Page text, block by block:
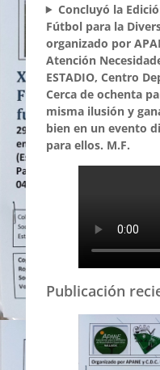
Concluyó la
Fútbol para la
organizado por
Atención
ESTADIO, Centro
Cerca de ochenta
misma ilusión y
bien en un evento
para ellos. M.F.
Publicación